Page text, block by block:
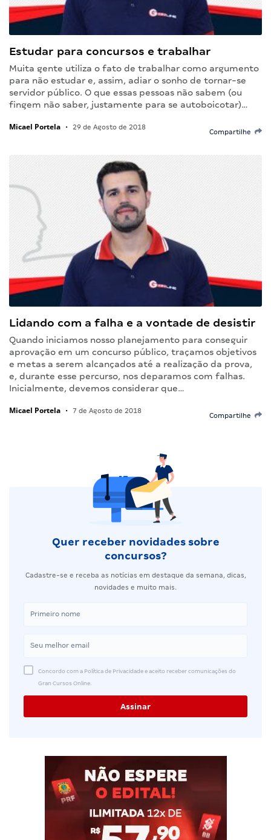
Estudar para concursos e trabalhar
Muita gente utiliza o fato de trabalhar como argumento
para não estudar e, assim, adiar o sonho de tornar-se
servidor público. O que essas pessoas não sabem (ou
fingem não saber, justamente para se autoboicotar)…
Micael Portela • 29 de Agosto de 2018
Compartilhe
Lidando com a falha e a vontade de desistir
Quando iniciamos nosso planejamento para conseguir
aprovação em um concurso público, traçamos objetivos
e metas a serem alcançados até a realização da prova,
e, durante esse percurso, nos deparamos com falhas.
Inicialmente, devemos considerar que…
Micael Portela • 7 de Agosto de 2018
Compartilhe
Quer receber novidades sobre
concursos?
Cadastre-se e receba as notícias em destaque da semana, dicas,
novidades e muito mais.
Concordo com a Política de Privacidade e aceito receber comunicações do
Gran Cursos Online.